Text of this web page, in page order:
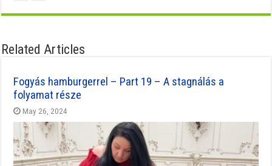
Related Articles
Fogyás hamburgerrel – Part 19 – A stagnálás a
folyamat része
May 26, 2024